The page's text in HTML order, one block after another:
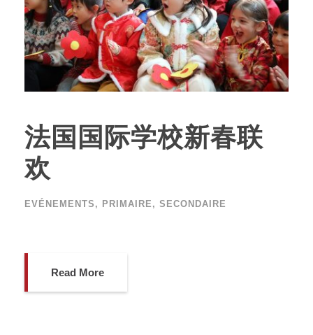
法国国际学校新春联
欢
EVÉNEMENTS , PRIMAIRE , SECONDAIRE
Read More